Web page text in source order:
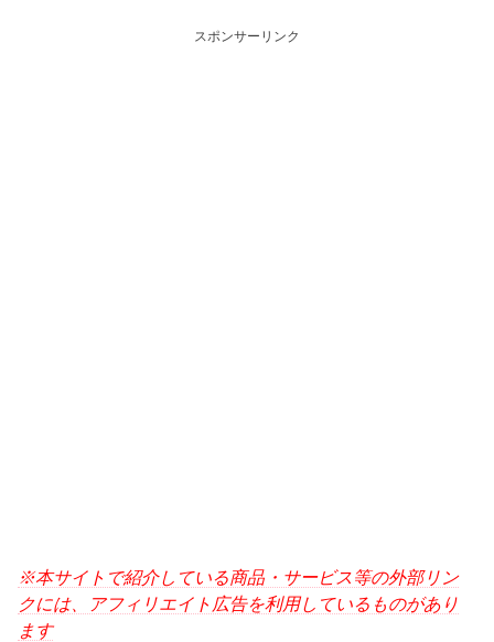
スポンサーリンク
※本サイトで紹介している商品・サービス等の外部リン
クには、アフィリエイト広告を利用しているものがあり
ます